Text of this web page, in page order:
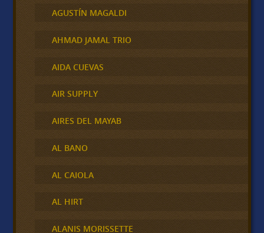
AGUSTÍN MAGALDI
AHMAD JAMAL TRIO
AIDA CUEVAS
AIR SUPPLY
AIRES DEL MAYAB
AL BANO
AL CAIOLA
AL HIRT
ALANIS MORISSETTE